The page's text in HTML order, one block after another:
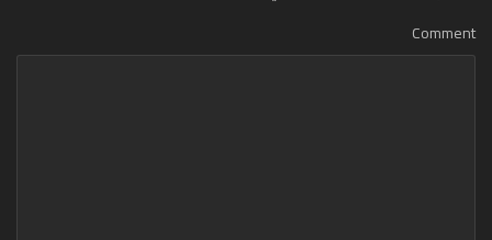
Comment